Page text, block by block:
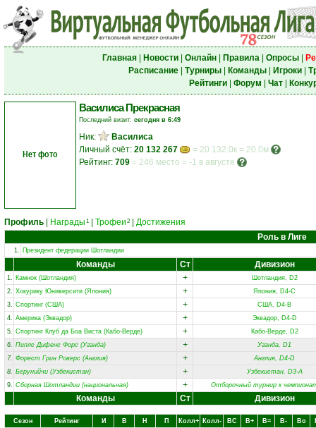
Главная| Новости| Онлайн| Правила| Опросы|
Расписание| Турниры| Команды| Игроки|
Рейтинги| Форум Чат|
Нет фото
Василиса Прекрасная
Последний визит: сегодня в 6:49
Ник:
Василиса
Личный счёт: 20 132 267
= 20 132.0к = 20.0м
Рейтинг: 709 = 246 место = -1 в августе
Профиль Награды 1 Трофеи 2
Достижения
Роль в Лиге
1. Президент федерации Шотландии
Команды Ст Дивизион
1. Камнок (Шотландия) +
Шотландия, D2
2. Хокурику Юниверсити (Япония) +
Япония, D4-C
3. Спортинг (США) +
США, D4-B
4. Америка (Эквадор) +
Эквадор, D4-D
5. Спортинг Клуб да Боа Виста (Кабо-Верде) +
Кабо-Верде, D2
6. Пиплс Дифенс Форс (Уганда) +
Уганда, D1
7. Форест Грин Роверс (Англия) +
Англия, D4-D
8. Берунийчи (Узбекистан) +
Узбекистан, D3-A
9. Сборная Шотландии (национальная) + Отборочный турнир к
Команды Ст Дивизион
Сезон Рейтинг И В Н П Колл+ Колл- ВC В+ В= В- Вo